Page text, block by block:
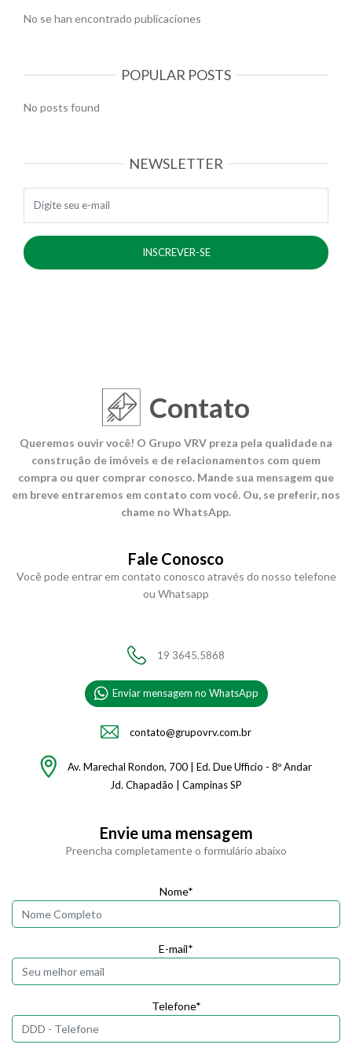
No se han encontrado publicaciones
POPULAR POSTS
No posts found
NEWSLETTER
Contato
Queremos ouvir você! O Grupo VRV preza pela qualidade na
construção de imóveis e de relacionamentos com quem
compra ou quer comprar conosco. Mande sua mensagem que
em breve entraremos em contato com você. Ou, se preferir, nos
chame no WhatsApp.
Fale Conosco
Você pode entrar em contato conosco através do nosso telefone
ou Whatsapp
19 3645.5868
Enviar mensagem no WhatsApp
contato@grupovrv.com.br
Av. Marechal Rondon, 700 | Ed. Due Ufficio - 8º Andar
Jd. Chapadão | Campinas SP
Envie uma mensagem
Preencha completamente o formulário abaixo
Nome*
E-mail*
Telefone*